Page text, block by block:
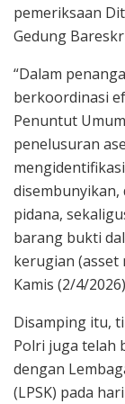
pemeriksaan
Gedung
“Dalam
berkoordinasi
Penuntut
penelusuran
pidana,
barang bukti
kerugian (asset
Kamis (2/4/
Disamping itu,
Polri juga telah
dengan
(LPSK) pada